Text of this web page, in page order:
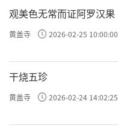
观美色无常而证阿罗汉果
黄盖寺 2026-02-25 10:00:00
干烧五珍
黄盖寺 2026-02-24 14:02:25